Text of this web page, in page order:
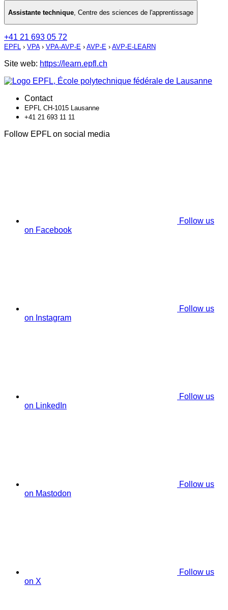
Assistante technique Centre des sciences de l'apprentissage
+41 21 693 05 72
EPFL › VPA› VPA-AVP-E › AVP-E › AVP-E-LEARN
Site web: https://learn.epfl.ch
Contact
EPFL CH-1015 Lausanne
+41 21 693 11 11
Follow EPFL on social media
Follow us
on Facebook
Follow us
on Instagram
Follow us
on LinkedIn
Follow us
on Mastodon
Follow us
on X